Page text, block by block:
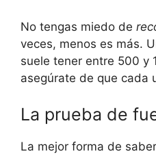
No tengas miedo⁤ de
‍veces,​ menos ⁤es⁣ más.
suele ⁢tener⁤ entre‍ 500 y
asegúrate de que⁢ cada
La prueba de
La mejor forma​ de